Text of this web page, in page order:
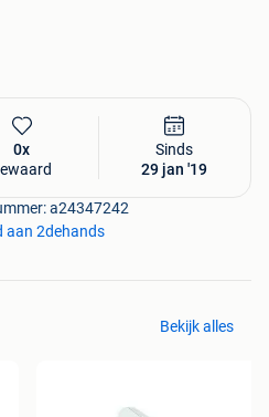
0x
Sinds
29 jan '19
a24347242
aan 2dehands
Bekijk alles